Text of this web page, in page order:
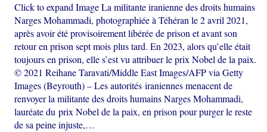
Click to expand Image La militante iranienne des droits humains
Narges Mohammadi, photographiée à Téhéran le 2 avril 2021,
après avoir été provisoirement libérée de prison et avant son
retour en prison sept mois plus tard. En 2023, alors qu’elle était
toujours en prison, elle s’est vu attribuer le prix Nobel de la paix.
© 2021 Reihane Taravati/Middle East Images/AFP via Getty
Images (Beyrouth) – Les autorités iraniennes menacent de
renvoyer la militante des droits humains Narges Mohammadi,
lauréate du prix Nobel de la paix, en prison pour purger le reste
de sa peine injuste,…